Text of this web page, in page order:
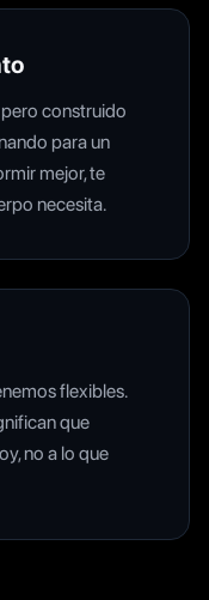
construido
para un
mejor, te
necesita.
flexibles.
que
no a lo que